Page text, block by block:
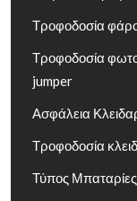
Τροφοδοσία
Τροφοδοσία
jumper
Ασφάλεια
Τροφοδοσία
Τύπος